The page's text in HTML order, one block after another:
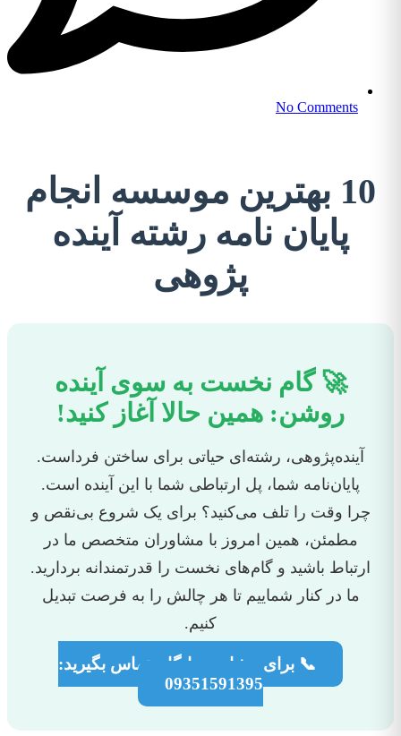
No Comments
10 بهترین موسسه انجام
پایان نامه رشته آینده
پژوهی
🚀 گام نخست به سوی آینده
روشن: همین حالا آغاز کنید!
آینده‌پژوهی، رشته‌ای حیاتی برای ساختن فرداست.
پایان‌نامه شما، پل ارتباطی شما با این آینده است.
چرا وقت را تلف می‌کنید؟ برای یک شروع بی‌نقص و
مطمئن، همین امروز با مشاوران متخصص ما در
ارتباط باشید و گام‌های نخست را قدرتمندانه بردارید.
ما در کنار شماییم تا هر چالش را به فرصت تبدیل
کنیم.
📞 برای مشاوره رایگان تماس بگیرید:
09351591395